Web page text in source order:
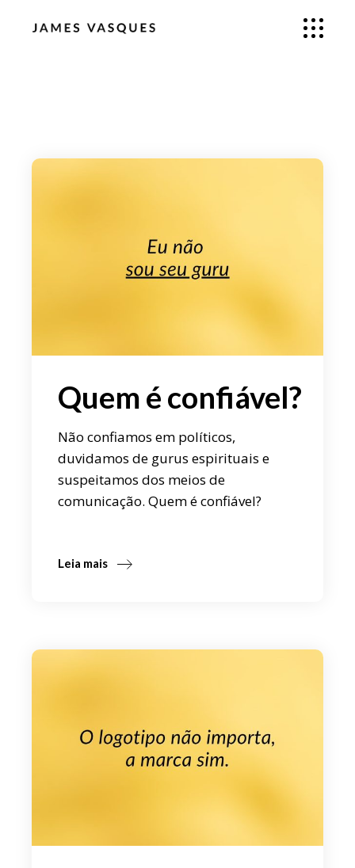
Quem é confiável?
Não confiamos em políticos,
duvidamos de gurus espirituais e
suspeitamos dos meios de
comunicação. Quem é confiável?
Leia mais